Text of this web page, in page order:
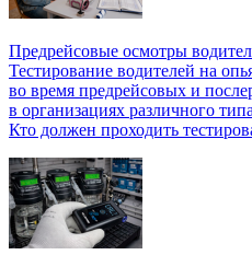
Предрейсовые осмотры
Тестирование водителей на
во время предрейсовых и
в организациях различного
Кто должен проходить